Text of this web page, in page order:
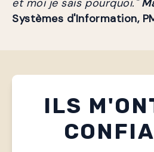
Systèmes d'Information,
ILS